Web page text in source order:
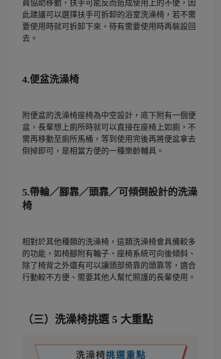
員協助移動，扶手可能反而造成使用上的不便，因
此建議可以選擇扶手可拆卸的浴室洗澡椅，若不需
要使用時就可拆卸下來，待有需要使用時再裝設回
去。
4.便盆洗澡椅
附便盆的洗澡椅座椅為中空設計，底下附有一個便
盆，長輩想上廁所時就可以直接在座椅上如廁，不
需再移動至廁所馬桶，等到使用完後再將便盆拿去
倒掉即可，是相當方便的一種樂齡輔具。
5.帶輪／腳靠／頭靠／可傾倒設計的洗澡
椅
相對於其他種類的洗澡椅，這類洗澡椅會具備較多
的功能，如椅腳附有輪子、座椅系統可向後傾斜、
除了椅背之外還有可以讓頭部倚靠的頭靠等，適合
行動較不方便、需要其他人幫忙照護的長輩使用。
（三）洗澡椅挑選 5 大重點